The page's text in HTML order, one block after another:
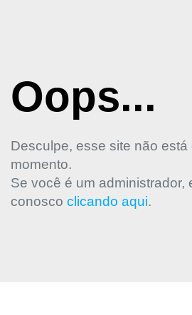
Oops...
Desculpe, esse site não
momento.
Se você é um administrador,
conosco clicando aqui.